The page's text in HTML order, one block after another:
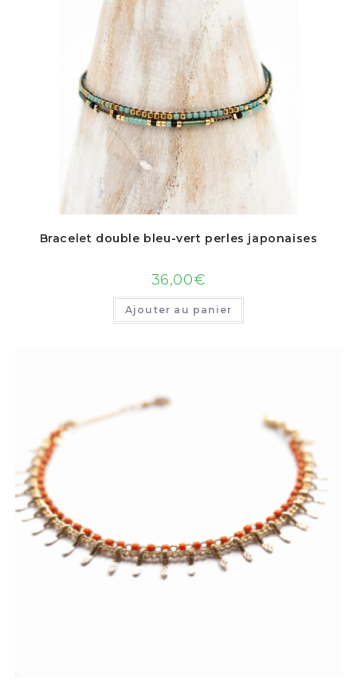
Bracelet double bleu-vert perles japonaises
36,00€
Ajouter au panier